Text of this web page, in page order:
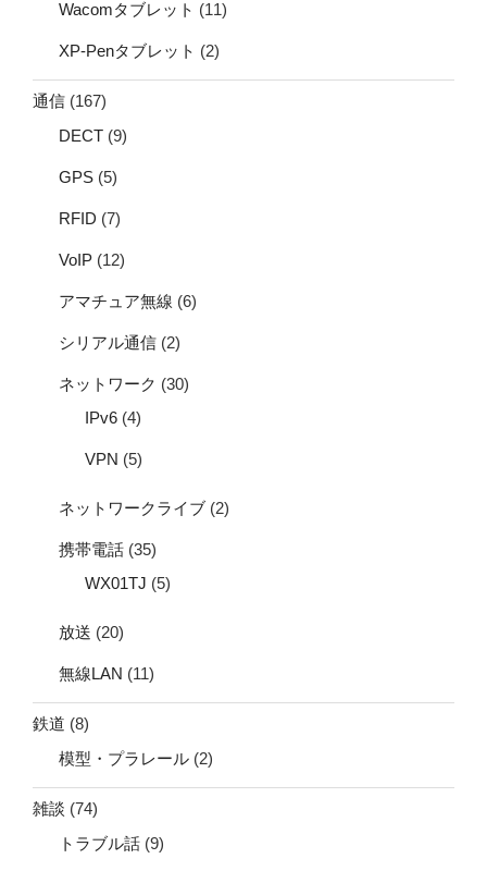
Wacomタブレット (11)
XP-Penタブレット (2)
通信 (167)
DECT (9)
GPS (5)
RFID (7)
VoIP (12)
アマチュア無線 (6)
シリアル通信 (2)
ネットワーク (30)
IPv6 (4)
VPN (5)
ネットワークライブ (2)
携帯電話 (35)
WX01TJ (5)
放送 (20)
無線LAN (11)
鉄道 (8)
模型・プラレール (2)
雑談 (74)
トラブル話 (9)